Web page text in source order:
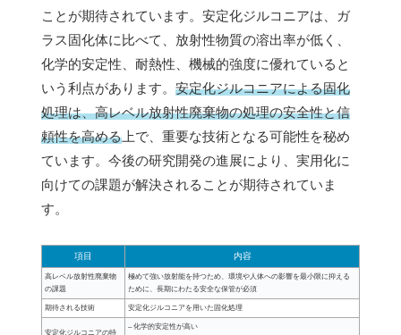
ことが期待されています。安定化ジルコニアは、ガ
ラス固化体に比べて、放射性物質の溶出率が低く、
化学的安定性、耐熱性、機械的強度に優れていると
いう利点があります。 安定化ジルコニアによる固化
処理は、高レベル放射性廃棄物の処理の安全性と信
頼性を高める 上で、重要な技術となる可能性を秘め
ています。今後の研究開発の進展により、実用化に
向けての課題が解決されることが期待されていま
す。
項目 内容
高レベル放射性廃棄物
の課題
極めて強い放射能を持つため、環境や人体への影響を最小限に抑える
ために、長期にわたる安全な保管が必須
期待される技術 安定化ジルコニアを用いた固化処理
安定化ジルコニアの特
– 化学的安定性が高い